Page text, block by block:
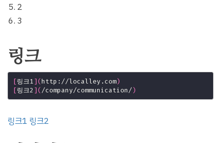
2
3
링크
[링크1 ](http://localley.com)
[링크2 ]( /company/communication/ )
링크1 링크2